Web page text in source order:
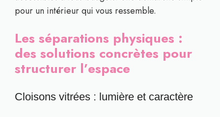
pour un intérieur qui vous ressemble.
Les séparations physiques :
des solutions concrètes pour
structurer l’espace
Cloisons vitrées : lumière et caractère